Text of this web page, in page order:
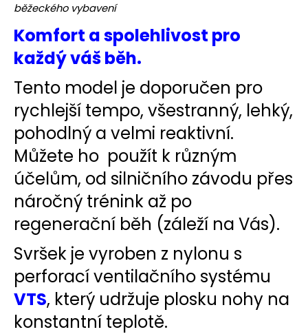
běžeckého vybavení
Komfort a spolehlivost pro
každý váš běh.
Tento model je doporučen pro
rychlejší tempo, všestranný, lehký,
pohodlný a velmi reaktivní.
Můžete ho použít k různým
účelům, od silničního závodu přes
náročný trénink až po
regenerační běh (záleží na Vás).
Svršek je vyroben z nylonu s
perforací ventilačního systému
VTS, který udržuje plosku nohy na
konstantní teplotě.
u
č
u
j
m
e
BĚŽECKÁ
OBUV
JOMA
R-
6000
2609
2
499
Kč
Původně:
000
Kč